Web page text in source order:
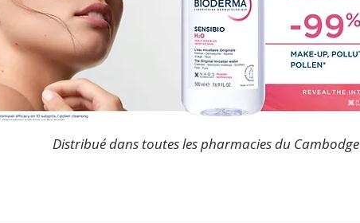
Distribué dans toutes les pharmacies du Cambodge